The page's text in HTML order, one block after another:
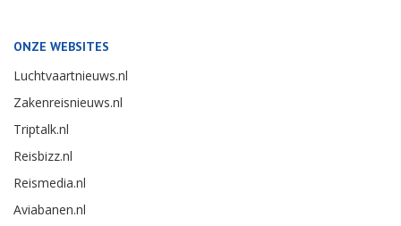
ONZE WEBSITES
Luchtvaartnieuws.nl
Zakenreisnieuws.nl
Triptalk.nl
Reisbizz.nl
Reismedia.nl
Aviabanen.nl